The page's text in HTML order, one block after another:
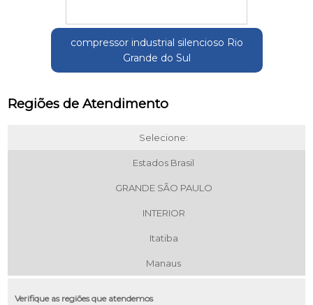
compressor industrial silencioso Rio
Grande do Sul
Regiões de Atendimento
Selecione:
Estados Brasil
GRANDE SÃO PAULO
INTERIOR
Itatiba
Manaus
Verifique as regiões que atendemos